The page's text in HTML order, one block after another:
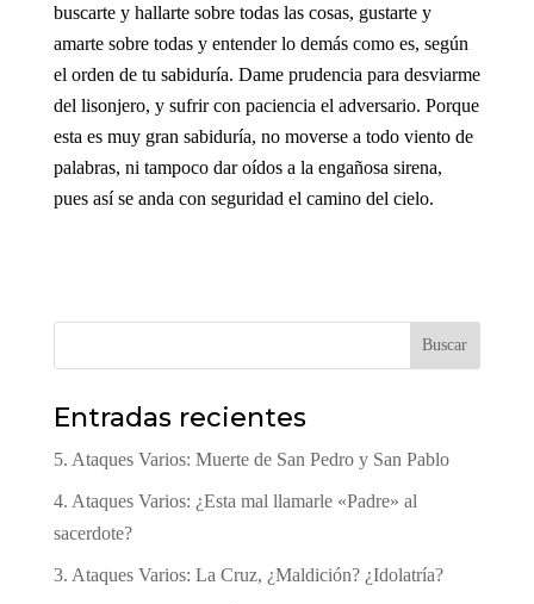
buscarte y hallarte sobre todas las cosas, gustarte y
amarte sobre todas y entender lo demás como es, según
el orden de tu sabiduría. Dame prudencia para desviarme
del lisonjero, y sufrir con paciencia el adversario. Porque
esta es muy gran sabiduría, no moverse a todo viento de
palabras, ni tampoco dar oídos a la engañosa sirena,
pues así se anda con seguridad el camino del cielo.
Buscar
Entradas recientes
5. Ataques Varios: Muerte de San Pedro y San Pablo
4. Ataques Varios: ¿Esta mal llamarle «Padre» al
sacerdote?
3. Ataques Varios: La Cruz, ¿Maldición? ¿Idolatría?